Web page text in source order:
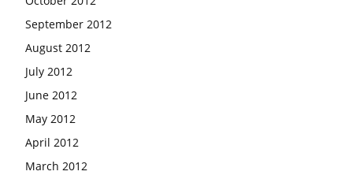
September 2012
August 2012
July 2012
June 2012
May 2012
April 2012
March 2012